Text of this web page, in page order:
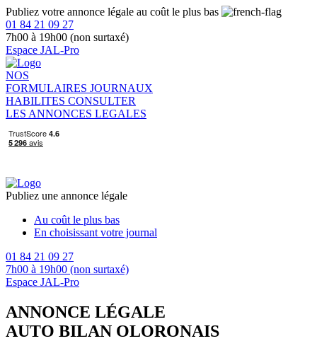
Publiez votre annonce légale au coût le plus bas
01 84 21 09 27
7h00 à 19h00 (non surtaxé)
Espace JAL-Pro
NOS
FORMULAIRES JOURNAUX
HABILITES CONSULTER
LES ANNONCES LEGALES
Publiez une annonce légale
Au coût le plus bas
En choisissant votre journal
01 84 21 09 27
7h00 à 19h00 (non surtaxé)
Espace JAL-Pro
ANNONCE LÉGALE
AUTO BILAN OLORONAIS